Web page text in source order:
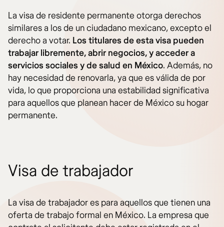
La visa de residente permanente otorga derechos
similares a los de un ciudadano mexicano, excepto el
derecho a votar. Los titulares de esta visa pueden
trabajar libremente, abrir negocios, y acceder a
servicios sociales y de salud en México. Además, no
hay necesidad de renovarla, ya que es válida de por
vida, lo que proporciona una estabilidad significativa
para aquellos que planean hacer de México su hogar
permanente.
Visa de trabajador
La visa de trabajador es para aquellos que tienen una
oferta de trabajo formal en México. La empresa que